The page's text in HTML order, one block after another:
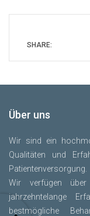
SHARE:
Über uns
Wir sind ein
Qualitäten und
Patientenversorgung.
Wir verfügen
jahrzehntelange
bestmögliche